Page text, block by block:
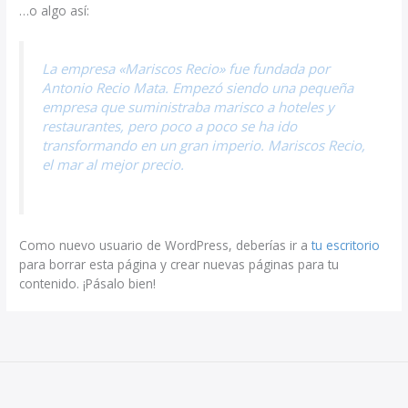
…o algo así:
La empresa «Mariscos Recio» fue fundada por
Antonio Recio Mata. Empezó siendo una pequeña
empresa que suministraba marisco a hoteles y
restaurantes, pero poco a poco se ha ido
transformando en un gran imperio. Mariscos Recio,
el mar al mejor precio.
Como nuevo usuario de WordPress, deberías ir atu escritorio
para borrar esta página y crear nuevas páginas para tu
contenido. ¡Pásalo bien!